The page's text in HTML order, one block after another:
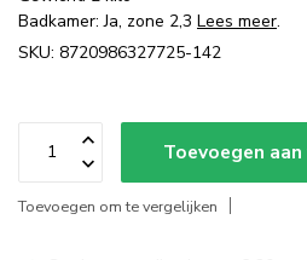
Badkamer: Ja, zone 2,3 Lees meer.
SKU: 8720986327725-142
Toevoegen
Toevoegen om te vergelijken